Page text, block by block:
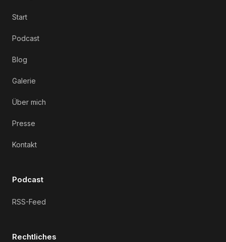
Start
Podcast
Blog
Galerie
Über mich
Presse
Kontakt
Podcast
RSS-Feed
Rechtliches